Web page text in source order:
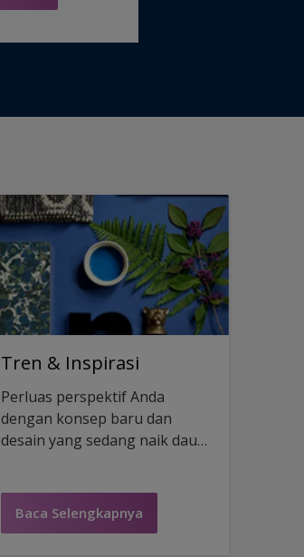
Tren & Inspirasi
Perluas perspektif Anda
dengan konsep baru dan
desain yang sedang naik daun
Baca Selengkapnya